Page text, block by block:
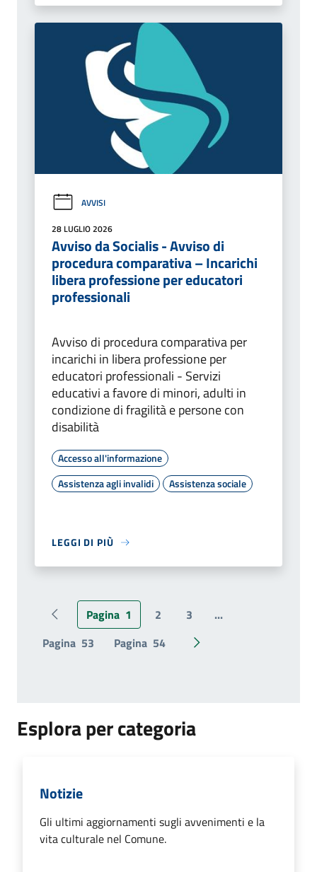
AVVISI
28 LUGLIO 2026
Avviso da Socialis - Avviso di
procedura comparativa – Incarichi
libera professione per educatori
professionali
Avviso di procedura comparativa per
incarichi in libera professione per
educatori professionali - Servizi
educativi a favore di minori, adulti in
condizione di fragilità e persone con
disabilità
Accesso all'informazione
Assistenza agli invalidi
Assistenza sociale
LEGGI DI PIÙ
Pagina precedente
Pagina 1 2 3
...
Pagina 53 Pagina 54 Pagina successiva
Esplora per categoria
Notizie
Gli ultimi aggiornamenti sugli avvenimenti e la
vita culturale nel Comune.